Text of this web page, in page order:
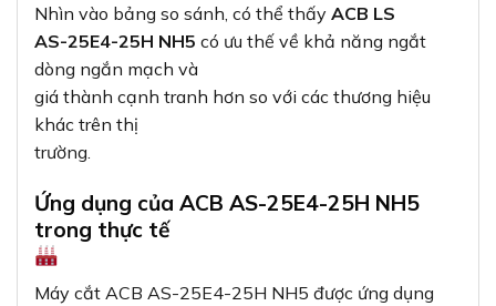
Nhìn vào bảng so sánh, có thể thấy ACB LS
AS-25E4-25H NH5 có ưu thế về khả năng ngắt
dòng ngắn mạch và
giá thành cạnh tranh hơn so với các thương hiệu
khác trên thị
trường.
Ứng dụng của ACB AS-25E4-25H NH5
trong thực tế
Máy cắt ACB AS-25E4-25H NH5 được ứng dụng